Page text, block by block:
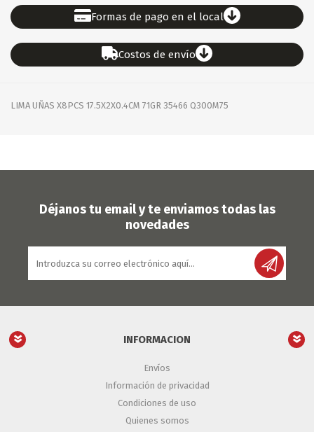
Formas de pago en el local
Costos de envío
LIMA UÑAS X8PCS 17.5X2X0.4CM 71GR 35466 Q300M75
Déjanos tu email y te enviamos todas las
novedades
INFORMACION
Envíos
Información de privacidad
Condiciones de uso
Quienes somos